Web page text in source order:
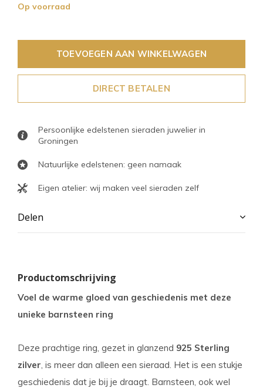
Op voorraad
TOEVOEGEN AAN WINKELWAGEN
DIRECT BETALEN
Persoonlijke edelstenen sieraden juwelier in
Groningen
Natuurlijke edelstenen: geen namaak
Eigen atelier: wij maken veel sieraden zelf
Delen
Productomschrijving
Voel de warme gloed van geschiedenis met deze
unieke barnsteen ring
Deze prachtige ring, gezet in glanzend 925 Sterling
zilver, is meer dan alleen een sieraad. Het is een stukje
geschiedenis dat je bij je draagt. Barnsteen, ook wel